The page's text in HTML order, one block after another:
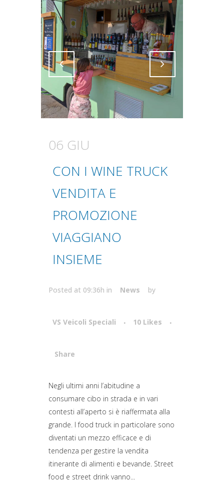
Attiva comando Attiva comando
06 GIU
CON I WINE TRUCK
VENDITA E
PROMOZIONE
VIAGGIANO
INSIEME
Posted at 09:36h in News by
VS Veicoli Speciali 10 Likes
Share
Attiva comando
Negli ultimi anni l’abitudine a
consumare cibo in strada e in vari
contesti all’aperto si è riaffermata alla
grande. I food truck in particolare sono
diventati un mezzo efficace e di
tendenza per gestire la vendita
itinerante di alimenti e bevande. Street
food e street drink vanno...